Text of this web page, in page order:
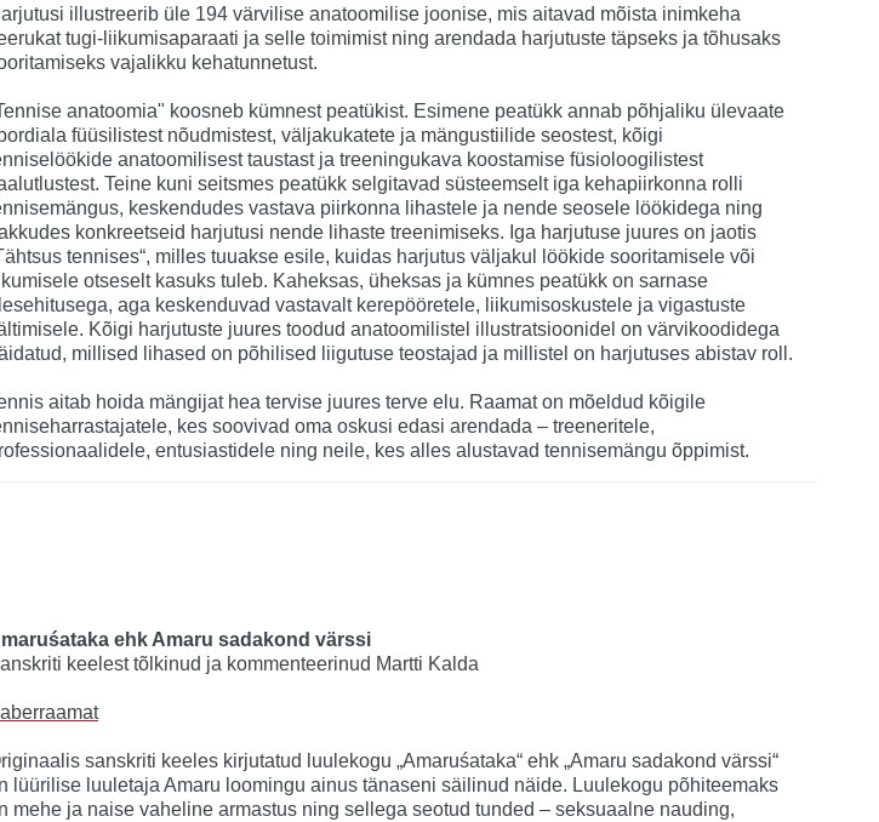
illustreerib üle 194 värvilise anatoomilise joonise, mis aitavad mõista inimkeha
tugi-liikumisaparaati ja selle toimimist ning arendada harjutuste täpseks ja tõhusaks
vajalikku kehatunnetust.
anatoomia" koosneb kümnest peatükist. Esimene peatükk annab põhjaliku ülevaate
füüsilistest nõudmistest, väljakukatete ja mängustiilide seostest, kõigi
anatoomilisest taustast ja treeningukava koostamise füsioloogilistest
Teine kuni seitsmes peatükk selgitavad süsteemselt iga kehapiirkonna rolli
keskendudes vastava piirkonna lihastele ja nende seosele löökidega ning
konkreetseid harjutusi nende lihaste treenimiseks. Iga harjutuse juures on jaotis
tennises“, milles tuuakse esile, kuidas harjutus väljakul löökide sooritamisele või
otseselt kasuks tuleb. Kaheksas, üheksas ja kümnes peatükk on sarnase
aga keskenduvad vastavalt kerepööretele, liikumisoskustele ja vigastuste
Kõigi harjutuste juures toodud anatoomilistel illustratsioonidel on värvikoodidega
millised lihased on põhilised liigutuse teostajad ja millistel on harjutuses abistav roll.
aitab hoida mängijat hea tervise juures terve elu. Raamat on mõeldud kõigile
kes soovivad oma oskusi edasi arendada – treeneritele,
entusiastidele ning neile, kes alles alustavad tennisemängu õppimist.
ehk Amaru sadakond värssi
keelest tõlkinud ja kommenteerinud Martti Kalda
sanskriti keeles kirjutatud luulekogu „Amaruśataka“ ehk „Amaru sadakond värssi“
lüürilise luuletaja Amaru loomingu ainus tänaseni säilinud näide. Luulekogu põhiteemaks
mehe ja naise vaheline armastus ning sellega seotud tunded – seksuaalne nauding,